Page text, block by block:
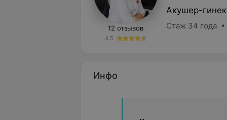
12 отзывов
4.5
Акушер-
Стаж 34 года •
Инфо